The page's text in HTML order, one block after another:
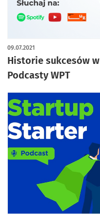
Historie sukcesów
Podcasty WPT
09.07.2021